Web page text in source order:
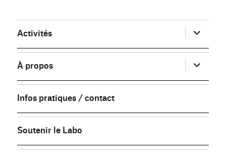
Activités ouvrir
le
sous-
menu
À propos
ouvrir
le
sous-
menu
Infos pratiques / contact
Soutenir le Labo